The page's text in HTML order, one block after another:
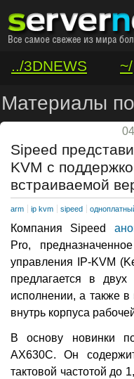
../3DNEWS ~/
/VAR/CONTACT
Материалы
Sipeed
KVM с
встраиваемой
arm ip kvm sipeed
Компания Sipeed
Pro,
управления IP-KVM
предлагается в
исполнении, а также
внутрь корпуса
В основу новинки
AX630C. Он
тактовой частотой до